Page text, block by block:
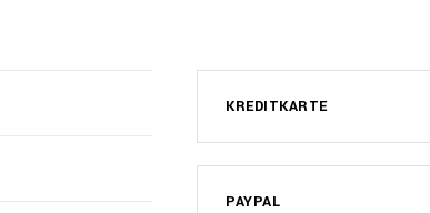
KREDITKARTE
PAYPAL